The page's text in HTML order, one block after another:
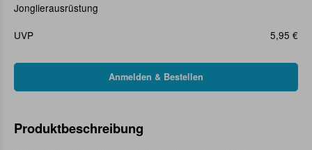
Jonglierausrüstung
UVP
5,95 €
Produktbeschreibung